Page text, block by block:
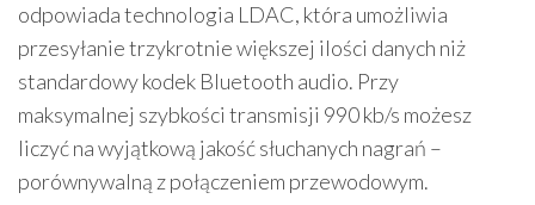
odpowiada technologia LDAC, która umożliwia
przesyłanie trzykrotnie większej ilości danych niż
standardowy kodek Bluetooth audio. Przy
maksymalnej szybkości transmisji 990 kb/s możesz
liczyć na wyjątkową jakość słuchanych nagrań –
porównywalną z połączeniem przewodowym.